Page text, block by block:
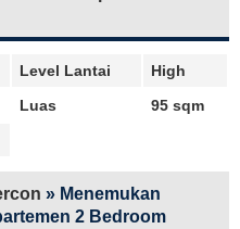
Level Lantai
High
Luas
95 sqm
» Menemukan
2 Bedroom